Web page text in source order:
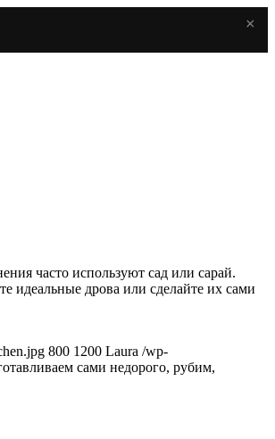
×
часто используют сад или сарай.
идеальные дрова или сделайте их сами
800 1200 Laura /wp-
сами недорого, рубим,